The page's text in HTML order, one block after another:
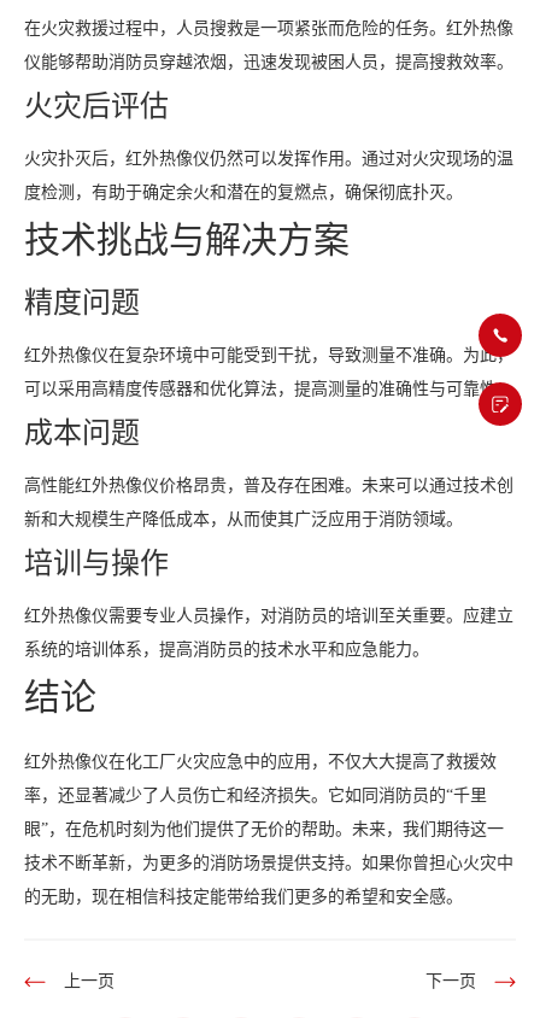
在火灾救援过程中，人员搜救是一项紧张而危险的任务。红外热像
仪能够帮助消防员穿越浓烟，迅速发现被困人员，提高搜救效率。
火灾后评估
火灾扑灭后，红外热像仪仍然可以发挥作用。通过对火灾现场的温
度检测，有助于确定余火和潜在的复燃点，确保彻底扑灭。
技术挑战与解决方案
精度问题
红外热像仪在复杂环境中可能受到干扰，导致测量不准确。为此，
可以采用高精度传感器和优化算法，提高测量的准确性与可靠性。
成本问题
高性能红外热像仪价格昂贵，普及存在困难。未来可以通过技术创
新和大规模生产降低成本，从而使其广泛应用于消防领域。
培训与操作
红外热像仪需要专业人员操作，对消防员的培训至关重要。应建立
系统的培训体系，提高消防员的技术水平和应急能力。
结论
红外热像仪在化工厂火灾应急中的应用，不仅大大提高了救援效
率，还显著减少了人员伤亡和经济损失。它如同消防员的“千里
眼”，在危机时刻为他们提供了无价的帮助。未来，我们期待这一
技术不断革新，为更多的消防场景提供支持。如果你曾担心火灾中
的无助，现在相信科技定能带给我们更多的希望和安全感。
上一页 下一页